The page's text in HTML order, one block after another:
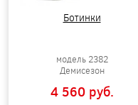
Ботинки
модель 2382
Демисезон
4 560 pуб.